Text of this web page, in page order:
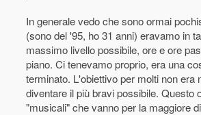
In generale vedo che sono ormai
(sono del '95, ho 31 anni) eravamo in
massimo livello possibile, ore e ore
piano. Ci tenevamo proprio, era una
terminato. L'obiettivo per molti non
diventare il più bravi possibile. Questo
"musicali" che vanno per la maggiore